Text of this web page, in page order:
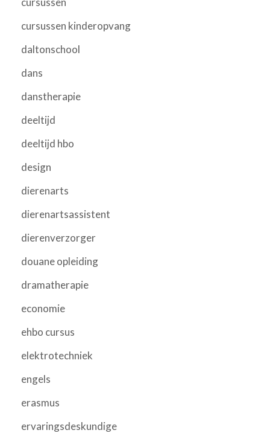
cursussen kinderopvang
daltonschool
dans
danstherapie
deeltijd
deeltijd hbo
design
dierenarts
dierenartsassistent
dierenverzorger
douane opleiding
dramatherapie
economie
ehbo cursus
elektrotechniek
engels
erasmus
ervaringsdeskundige